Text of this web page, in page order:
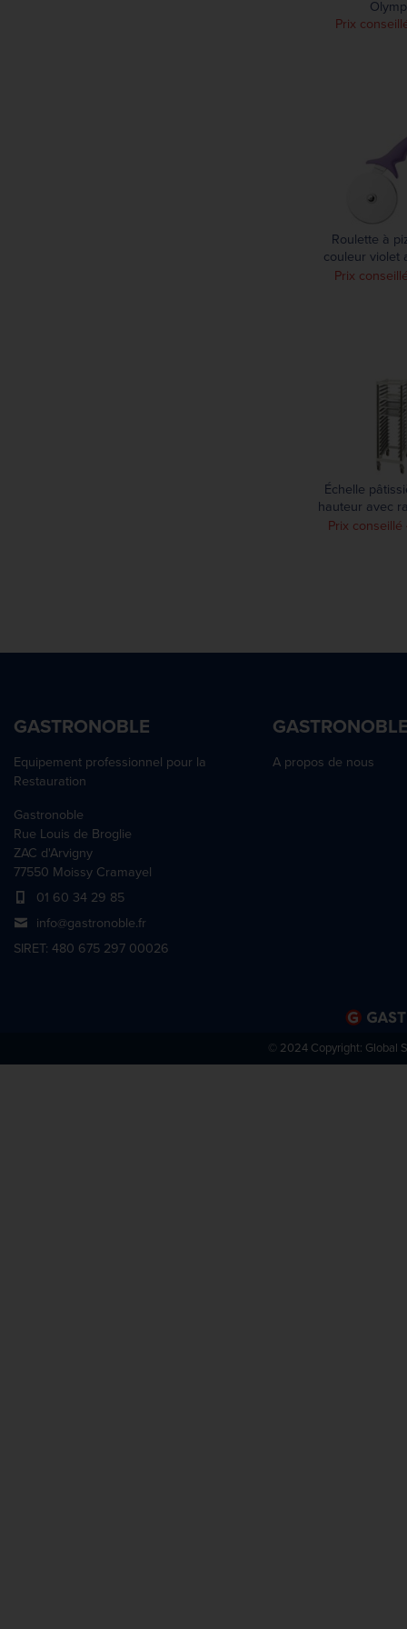
Prix
Roulette à
couleur violet
Hygiplas
Prix
Échelle
hauteur avec
Cambro
Prix
GASTRONOBLE
Equipement professionnel pour la
Restauration
Gastronoble
Rue Louis de Broglie
ZAC d'Arvigny
77550 Moissy Cramayel
01 60 34 29 85
info@gastronoble.fr
SIRET: 480 675 297 00026
A propos de nous
© 2024 Copyright: Global